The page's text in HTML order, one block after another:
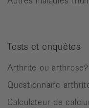
Tests et enquêtes
Arthrite ou arthrose?
Questionnaire
Calculateur de